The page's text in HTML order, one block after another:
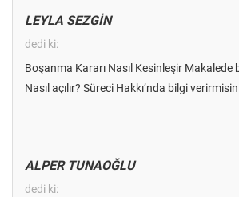
LEYLA SEZGİN
dedi ki:
Boşanma Kararı Nasıl Kesinleşir
Nasıl açılır? Süreci Hakkı’nda bilgi
ALPER TUNAOĞLU
dedi ki: